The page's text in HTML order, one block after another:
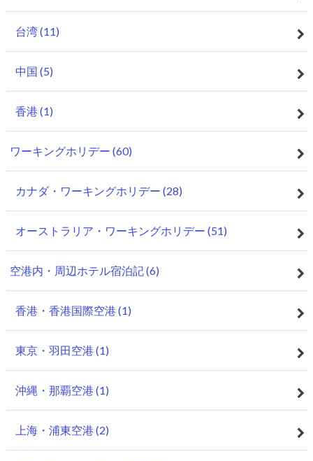
台湾(11)
中国 (5)
香港 (1)
ワーキングホリデー (60)
カナダ・ワーキングホリデー (28)
オーストラリア・ワーキングホリデー (51)
空港内・周辺ホテル宿泊記(6)
香港・香港国際空港 (1)
東京・羽田空港 (1)
沖縄・那覇空港 (1)
上海・浦東空港 (2)